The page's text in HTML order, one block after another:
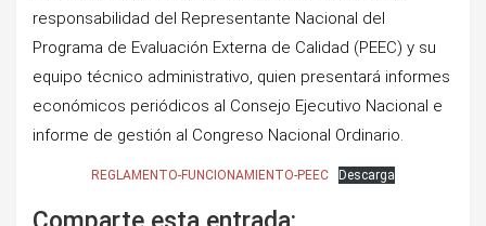
responsabilidad del Representante Nacional del
Programa de Evaluación Externa de Calidad (PEEC) y su
equipo técnico administrativo, quien presentará informes
económicos periódicos al Consejo Ejecutivo Nacional e
informe de gestión al Congreso Nacional Ordinario.
REGLAMENTO-FUNCIONAMIENTO-PEEC Descarga